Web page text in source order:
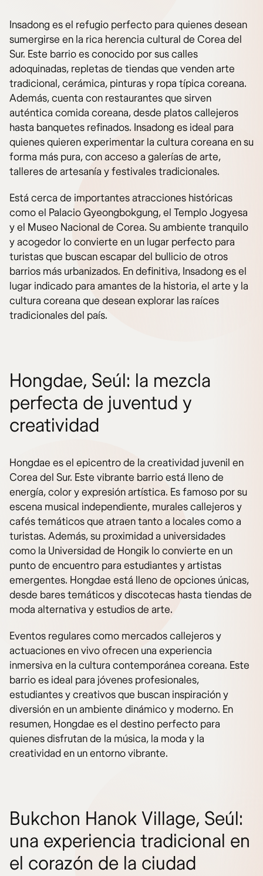
Insadong es el refugio perfecto para quienes desean
sumergirse en la rica herencia cultural de Corea del
Sur. Este barrio es conocido por sus calles
adoquinadas, repletas de tiendas que venden arte
tradicional, cerámica, pinturas y ropa típica coreana.
Además, cuenta con restaurantes que sirven
auténtica comida coreana, desde platos callejeros
hasta banquetes refinados. Insadong es ideal para
quienes quieren experimentar la cultura coreana en su
forma más pura, con acceso a galerías de arte,
talleres de artesanía y festivales tradicionales.
Está cerca de importantes atracciones históricas
como el Palacio Gyeongbokgung, el Templo Jogyesa
y el Museo Nacional de Corea. Su ambiente tranquilo
y acogedor lo convierte en un lugar perfecto para
turistas que buscan escapar del bullicio de otros
barrios más urbanizados. En definitiva, Insadong es el
lugar indicado para amantes de la historia, el arte y la
cultura coreana que desean explorar las raíces
tradicionales del país.
Hongdae, Seúl: la mezcla
perfecta de juventud y
creatividad
Hongdae es el epicentro de la creatividad juvenil en
Corea del Sur. Este vibrante barrio está lleno de
energía, color y expresión artística. Es famoso por su
escena musical independiente, murales callejeros y
cafés temáticos que atraen tanto a locales como a
turistas. Además, su proximidad a universidades
como la Universidad de Hongik lo convierte en un
punto de encuentro para estudiantes y artistas
emergentes. Hongdae está lleno de opciones únicas,
desde bares temáticos y discotecas hasta tiendas de
moda alternativa y estudios de arte.
Eventos regulares como mercados callejeros y
actuaciones en vivo ofrecen una experiencia
inmersiva en la cultura contemporánea coreana. Este
barrio es ideal para jóvenes profesionales,
estudiantes y creativos que buscan inspiración y
diversión en un ambiente dinámico y moderno. En
resumen, Hongdae es el destino perfecto para
quienes disfrutan de la música, la moda y la
creatividad en un entorno vibrante.
Bukchon Hanok Village, Seúl:
una experiencia tradicional en
el corazón de la ciudad